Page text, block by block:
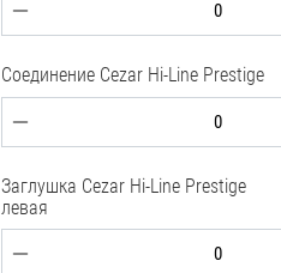
Соединение Cezar Hi-Line Prestige
Заглушка Cezar Hi-Line Prestige
левая